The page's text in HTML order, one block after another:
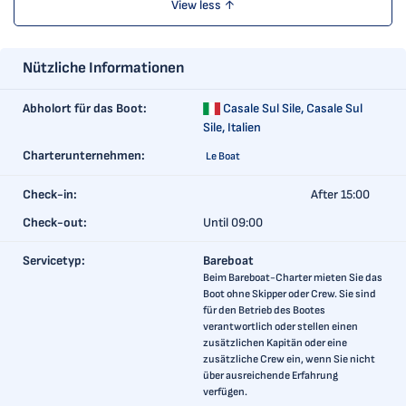
View less ↑
Nützliche Informationen
Abholort für das Boot: Casale Sul Sile, Casale Sul
Sile, Italien
Charterunternehmen:
Le Boat
Check-in:
After 15:00
Check-out:
Until 09:00
Servicetyp: Bareboat
Beim Bareboat-Charter mieten Sie das
Boot ohne Skipper oder Crew. Sie sind
für den Betrieb des Bootes
verantwortlich oder stellen einen
zusätzlichen Kapitän oder eine
zusätzliche Crew ein, wenn Sie nicht
über ausreichende Erfahrung
verfügen.